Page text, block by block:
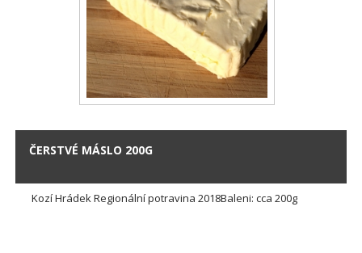
ČERSTVÉ MÁSLO 200G
Kozí Hrádek Regionální potravina 2018Baleni: cca 200g